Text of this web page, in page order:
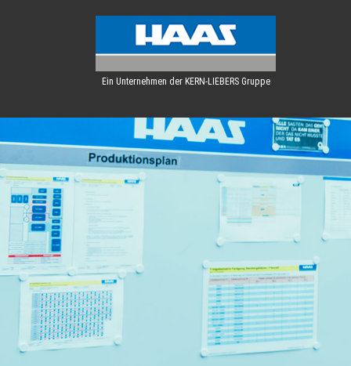
Ein Unternehmen der KERN-LIEBERS Gruppe